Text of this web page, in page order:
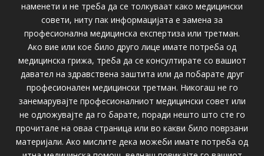
наменети и не треба да се толкуваат како медицински
совети, ниту пак информацијата е замена за
професионална медицинска експертиза или третман.
Ако вие или кое било друго лице имате потреба од
медицинска грижа, треба да се консултирате со вашиот
давател на здравствена заштита или да побарате друг
професионален медицински третман. Никогаш не го
занемарувајте професионалниот медицински совет или
не одложувајте да го барате, поради нешто што сте го
прочитале на оваа страница или во какви било поврзани
материјали. Ако мислите дека можеби имате потреба од